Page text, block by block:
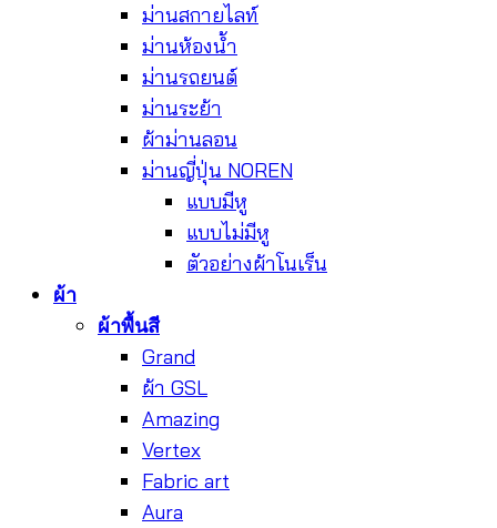
ม่านสกายไลท์
ม่านห้องน้ำ
ม่านรถยนต์
ม่านระย้า
ผ้าม่านลอน
ม่านญี่ปุ่น NOREN
แบบมีหู
แบบไม่มีหู
ตัวอย่างผ้าโนเร็น
ผ้า
ผ้าพื้นสี
Grand
ผ้า GSL
Amazing
Vertex
Fabric art
Aura